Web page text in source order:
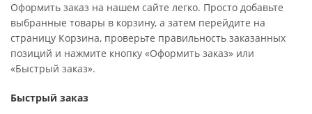
Оформить заказ на нашем сайте легко. Просто добавьте
выбранные товары в корзину, а затем перейдите на
страницу Корзина, проверьте правильность заказанных
позиций и нажмите кнопку «Оформить заказ» или
«Быстрый заказ».
Быстрый заказ